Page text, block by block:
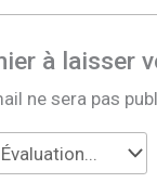
à laisser
ne sera pas